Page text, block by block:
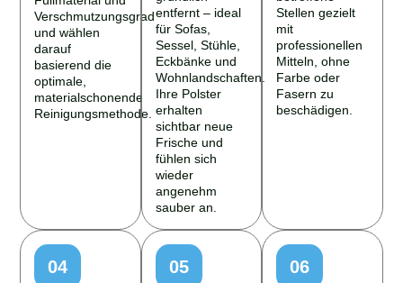
Verschmutzungsgrad
und wählen
darauf
basierend die
optimale,
materialschonende
Reinigungsmethode.
entfernt – ideal
für Sofas,
Sessel, Stühle,
Eckbänke und
Wohnlandschaften.
Ihre Polster
erhalten
sichtbar neue
Frische und
fühlen sich
wieder
angenehm
sauber an.
Stellen gezielt
mit
professionellen
Mitteln, ohne
Farbe oder
Fasern zu
beschädigen.
04
05
06